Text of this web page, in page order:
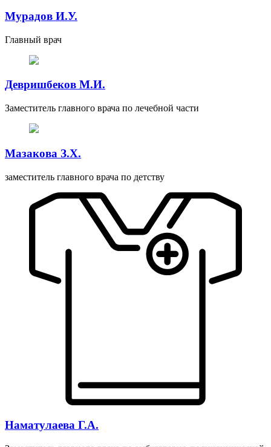
Мурадов И.У.
Главный врач
Девришбеков М.И.
Заместитель главного врача по лечебной части
Мазакова З.Х.
заместитель главного врача по детству
Наматулаева Г.А.